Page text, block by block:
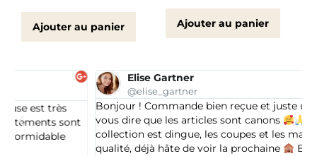
Ajouter au panier Ajouter au panier
Elise Gartner
@elise_gartner
Bonjour ! Commande bien reçue et juste un petit msg pr
vous dire que les articles sont canons
cette
collection est dingue, les coupes et les matières de
qualité, déjà hâte de voir la prochaine
Belle journée